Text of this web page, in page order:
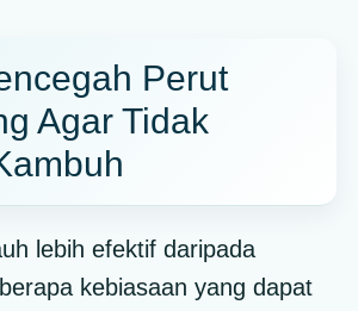
Perut
Agar Tidak
lebih efektif daripada
kebiasaan yang dapat